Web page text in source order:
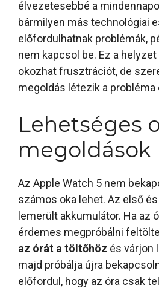
élvezetesebbé a
bármilyen más technológiai
előfordulhatnak problémák,
nem kapcsol be. Ez a
okozhat frusztrációt, de
megoldás létezik a probléma
Lehetséges
megoldások
Az Apple Watch 5 nem
számos oka lehet. Az első
lemerült akkumulátor. Ha az
érdemes megpróbálni
az órát a töltőhöz és várjon
majd próbálja újra
előfordul, hogy az óra csak